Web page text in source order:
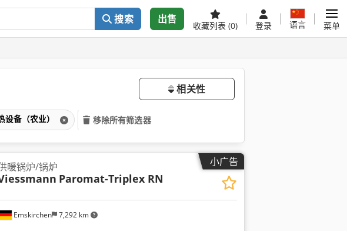
搜索 出售
收藏列表 (0) 登录 语言 菜单
相关性
设备（农业） 移除所有筛选器
小广告
Emskirchen 7,292 km
暖锅炉/锅炉
Paromat-Triplex RN